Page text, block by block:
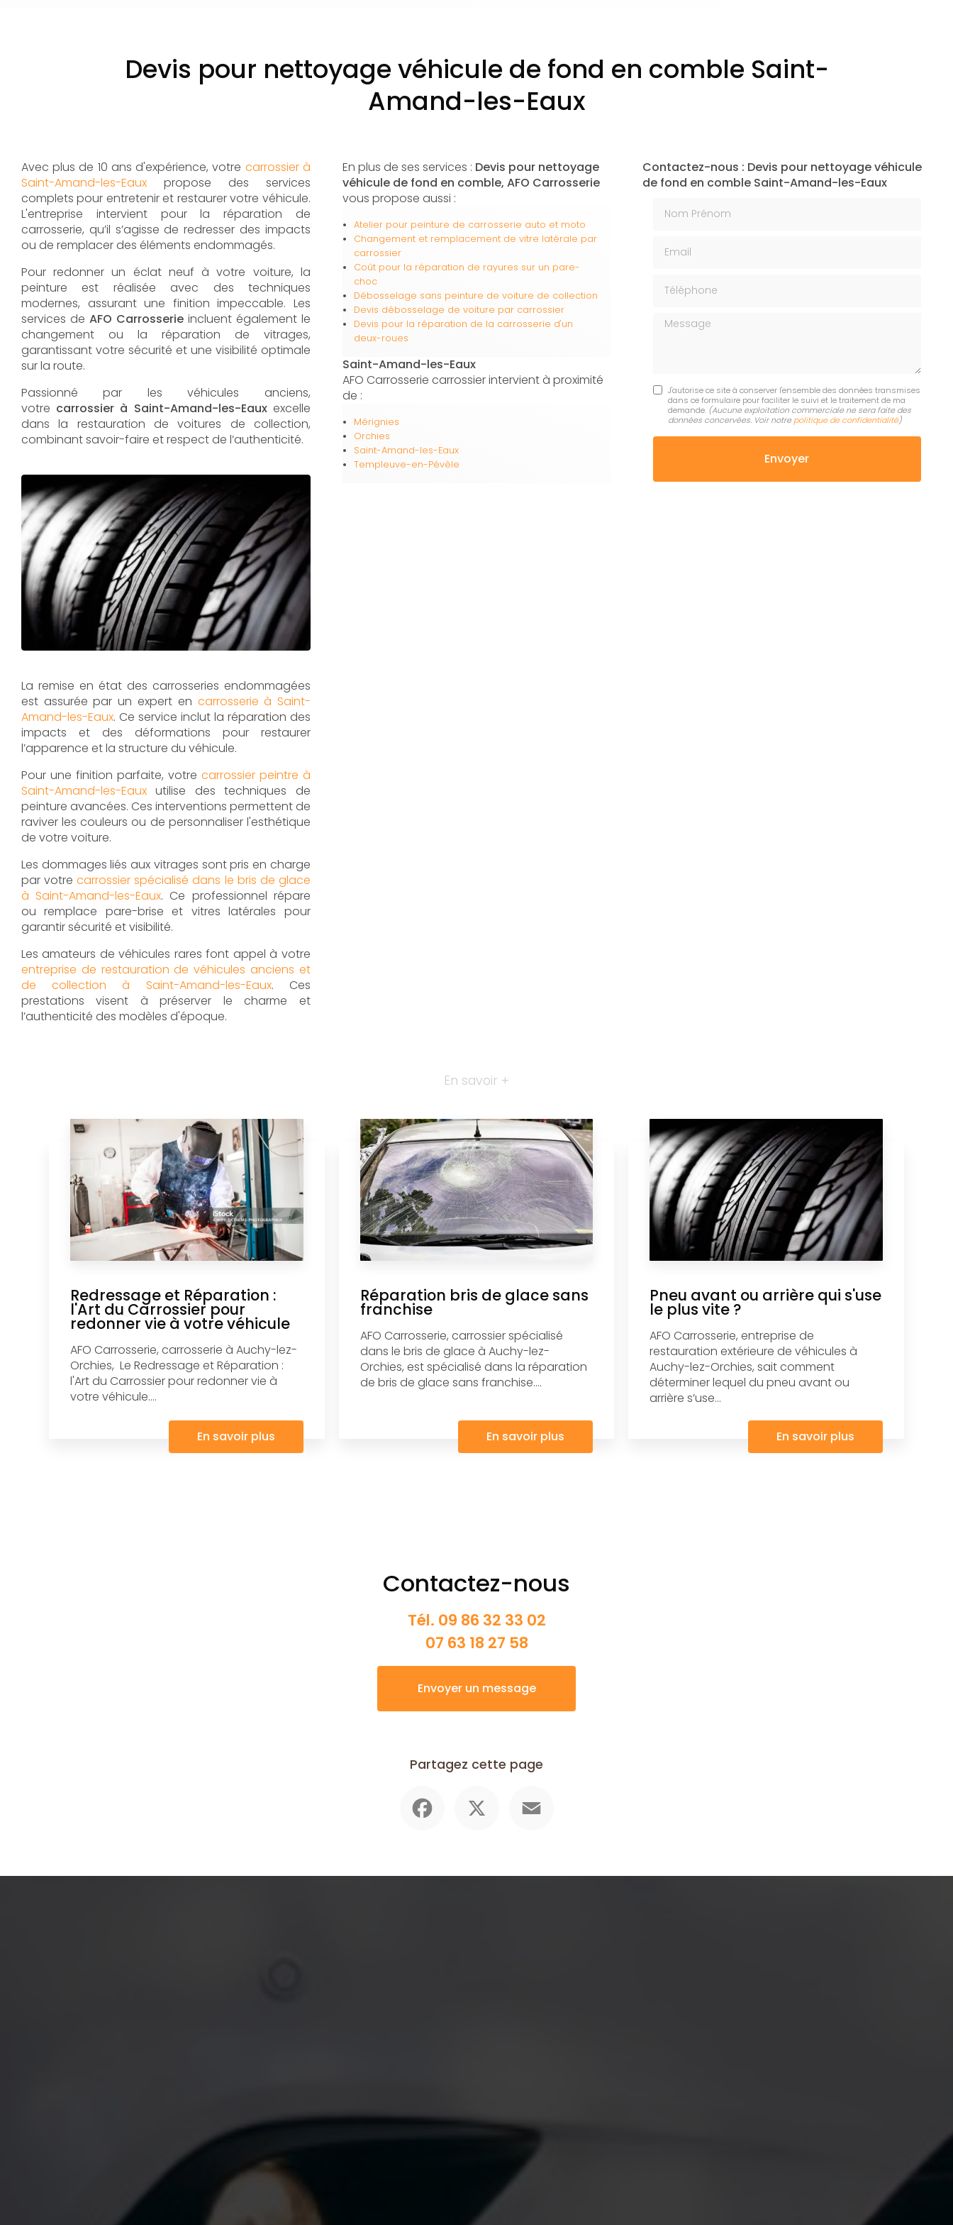
Devis pour nettoyage véhicule de fond en comble Saint-
Amand-les-Eaux
Avec plus de 10 ans d'expérience, votre carrossier à
Saint-Amand-les-Eaux propose des services
complets pour entretenir et restaurer votre véhicule.
L'entreprise intervient pour la réparation de
carrosserie, qu’il s’agisse de redresser des impacts
ou de remplacer des éléments endommagés.
Pour redonner un éclat neuf à votre voiture, la
peinture est réalisée avec des techniques
modernes, assurant une finition impeccable. Les
services de AFO Carrosserie incluent également le
changement ou la réparation de vitrages,
garantissant votre sécurité et une visibilité optimale
sur la route.
Passionné par les véhicules anciens,
votre carrossier à Saint-Amand-les-Eauxexcelle
dans la restauration de voitures de collection,
combinant savoir-faire et respect de l’authenticité.
La remise en état des carrosseries endommagées
est assurée par un expert en carrosserie à Saint-
Amand-les-Eaux. Ce service inclut la réparation des
impacts et des déformations pour restaurer
l’apparence et la structure du véhicule.
Pour une finition parfaite, votre carrossier peintre à
Saint-Amand-les-Eaux utilise des techniques de
peinture avancées. Ces interventions permettent de
raviver les couleurs ou de personnaliser l'esthétique
de votre voiture.
Les dommages liés aux vitrages sont pris en charge
par votrecarrossier spécialisé dans le bris de glace
à Saint-Amand-les-Eaux. Ce professionnel répare
ou remplace pare-brise et vitres latérales pour
garantir sécurité et visibilité.
Les amateurs de véhicules rares font appel à votre
entreprise de restauration de véhicules anciens et
de collection à Saint-Amand-les-Eaux. Ces
prestations visent à préserver le charme et
l’authenticité des modèles d'époque.
En plus de ses services : Devis pour nettoyage
véhicule de fond en comble, AFO Carrosserie
vous propose aussi :
Atelier pour peinture de carrosserie auto et moto
Changement et remplacement de vitre latérale par
carrossier
Coût pour la réparation de rayures sur un pare-
choc
Débosselage sans peinture de voiture de collection
Devis débosselage de voiture par carrossier
Devis pour la réparation de la carrosserie d'un
deux-roues
Saint-Amand-les-Eaux
AFO Carrosserie carrossier intervient à proximité
de :
Mérignies
Orchies
Saint-Amand-les-Eaux
Templeuve-en-Pévèle
Contactez-nous : Devis pour nettoyage véhicule
de fond en comble Saint-Amand-les-Eaux
Message
J'autorise ce site à conserver l'ensemble des données transmises
dans ce formulaire pour faciliter le suivi et le traitement de ma
demande. (Aucune exploitation commerciale ne sera faite des
données concervées. Voir notre politique de confidentialité)
En savoir +
Redressage et Réparation :
l'Art du Carrossier pour
redonner vie à votre véhicule
AFO Carrosserie, carrosserie à Auchy-lez-
Orchies, Le Redressage et Réparation :
l'Art du Carrossier pour redonner vie à
votre véhicule....
En savoir plus
Réparation bris de glace sans
franchise
AFO Carrosserie, carrossier spécialisé
dans le bris de glace à Auchy-lez-
Orchies, est spécialisé dans la réparation
de bris de glace sans franchise....
En savoir plus
Pneu avant ou arrière qui s'use
le plus vite ?
AFO Carrosserie, entreprise de
restauration extérieure de véhicules à
Auchy-lez-Orchies, sait comment
déterminer lequel du pneu avant ou
arrière s’use...
En savoir plus
Contactez-nous
Tél. 09 86 32 33 02
07 63 18 27 58
Envoyer un message
Partagez cette page